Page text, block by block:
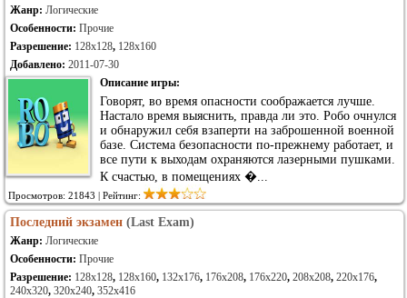
Жанр: Логические
Особенности: Прочие
Разрешение: 128x128, 128x160
Добавлено: 2011-07-30
Описание игры:
Говорят, во время опасности соображается лучше.
Настало время выяснить, правда ли это. Робо очнулся
и обнаружил себя взаперти на заброшенной военной
базе. Система безопасности по-прежнему работает, и
все пути к выходам охраняются лазерными пушками.
К счастью, в помещениях �...
Просмотров: 21843 | Рейтинг:
Последний экзамен (Last Exam)
Жанр: Логические
Особенности: Прочие
Разрешение: 128x128, 128x160, 132x176, 176x208, 176x220, 208x208, 220x176,
240x320, 320x240, 352x416